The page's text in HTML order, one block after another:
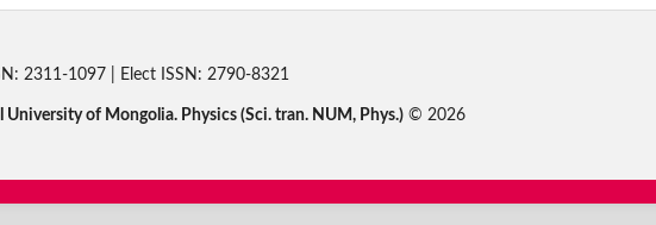
2311-1097 | Elect ISSN: 2790-8321
of Mongolia. Physics (Sci. tran. NUM, Phys.) © 2026